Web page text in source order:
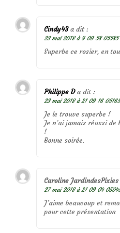
Cindy43 a dit :
23 mai 2018 à 9 09 58 05585
Superbe ce rosier, en
Philippe D a dit :
23 mai 2018 à 21 09 16 05165
Je le trouve superbe !
Je n’ai jamais réussi
!
Bonne soirée.
Caroline JardindesPixies
27 mai 2018 à 21 09 04
J’aime beaucoup et
pour cette présentation